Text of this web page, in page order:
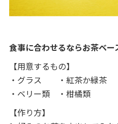
食事に合わせるならお茶ベー
【用意するもの】
・グラス ・紅茶か緑茶
・ベリー類 ・柑橘類
【作り方】